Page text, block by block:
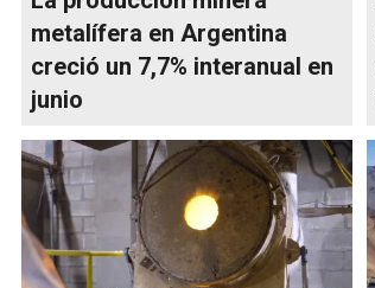
metalífera en Argentina
creció un 7,7% interanual en
junio